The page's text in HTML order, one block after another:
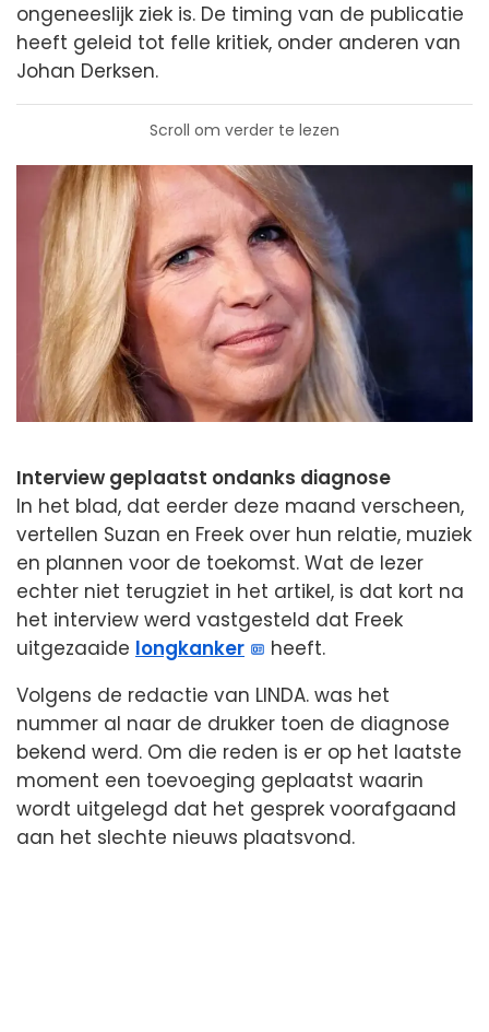
ongeneeslijk ziek is. De timing van de publicatie
heeft geleid tot felle kritiek, onder anderen van
Johan Derksen.
Scroll om verder te lezen
Interview geplaatst ondanks diagnose
In het blad, dat eerder deze maand verscheen,
vertellen Suzan en Freek over hun relatie, muziek
en plannen voor de toekomst. Wat de lezer
echter niet terugziet in het artikel, is dat kort na
het interview werd vastgesteld dat Freek
uitgezaaide longkanker
heeft.
Volgens de redactie van LINDA. was het
nummer al naar de drukker toen de diagnose
bekend werd. Om die reden is er op het laatste
moment een toevoeging geplaatst waarin
wordt uitgelegd dat het gesprek voorafgaand
aan het slechte nieuws plaatsvond.